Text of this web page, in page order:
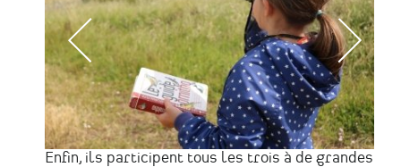
Enfin, ils participent tous les trois à de grandes